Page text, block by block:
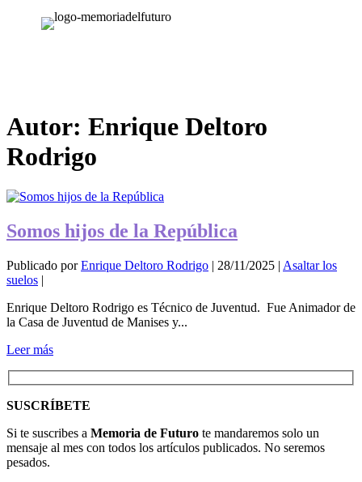
Autor: Enrique Deltoro
Rodrigo
Somos hijos de la República
Publicado porEnrique Deltoro Rodrigo | 28/11/2025 | Asaltar los
suelos |
Enrique Deltoro Rodrigo es Técnico de Juventud. Fue Animador de
la Casa de Juventud de Manises y...
Leer más
SUSCRÍBETE
Si te suscribes a Memoria de Futuro te mandaremos solo un
mensaje al mes con todos los artículos publicados. No seremos
pesados.